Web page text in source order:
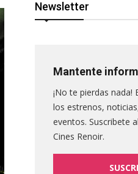
Newsletter
Mantente
¡No te pierdas nada!
los estrenos,
eventos. Suscribete
Cines Renoir.